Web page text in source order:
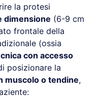
la protesi
dimensione (6-9 cm
frontale della
(ossia
con accesso
posizionare la
muscolo o tendine,